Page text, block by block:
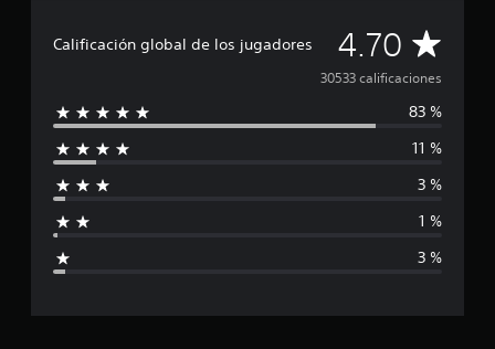
Calificación global de los jugadores 4.70 C
a
l
a
30533 calificaciones
83 %
11 %
3 %
1 %
3 %